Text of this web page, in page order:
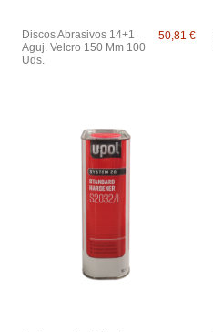
Discos Abrasivos 14+1
Aguj. Velcro 150 Mm 100
Uds.
50,81 €